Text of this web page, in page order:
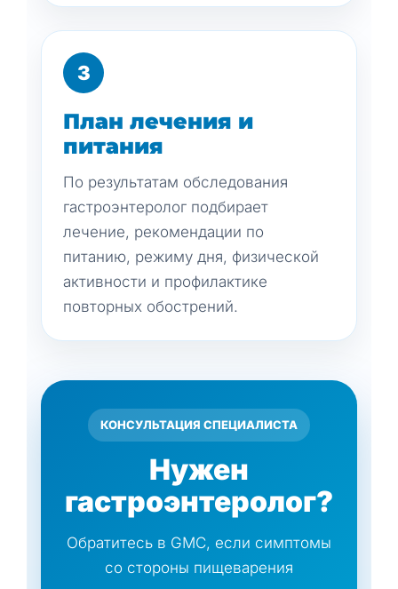
3
План лечения и
питания
По результатам обследования
гастроэнтеролог подбирает
лечение, рекомендации по
питанию, режиму дня, физической
активности и профилактике
повторных обострений.
КОНСУЛЬТАЦИЯ СПЕЦИАЛИСТА
Нужен
гастроэнтеролог?
Обратитесь в GMC, если симптомы
со стороны пищеварения